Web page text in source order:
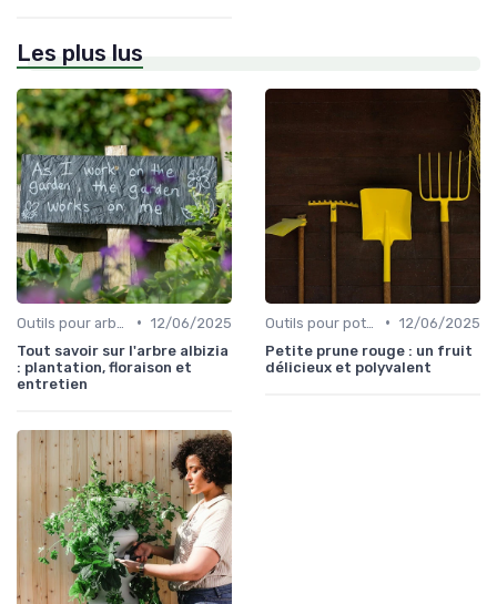
Les plus lus
• 12/06/2025
Tout savoir sur l'arbre albizia
: plantation, floraison et
entretien
• 12/06/2025
Petite prune rouge : un fruit
délicieux et polyvalent